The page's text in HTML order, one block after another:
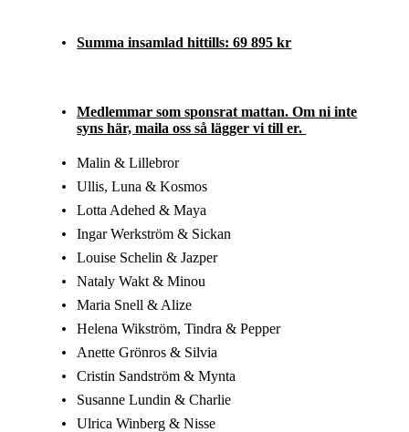
Summa insamlad hittills: 69 895 kr
Medlemmar som sponsrat mattan. Om ni inte
syns här, maila oss så lägger vi till er.
Malin & Lillebror
Ullis, Luna & Kosmos
Lotta Adehed & Maya
Ingar Werkström & Sickan
Louise Schelin & Jazper
Nataly Wakt & Minou
Maria Snell & Alize
Helena Wikström, Tindra & Pepper
Anette Grönros & Silvia
Cristin Sandström & Mynta
Susanne Lundin & Charlie
Ulrica Winberg & Nisse